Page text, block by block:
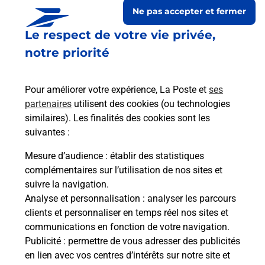
Le respect de votre vie privée,
notre priorité
Pour améliorer votre expérience, La Poste et ses
partenaires utilisent des cookies (ou technologies
similaires). Les finalités des cookies sont les
suivantes :
Mesure d’audience : établir des statistiques
complémentaires sur l’utilisation de nos sites et
suivre la navigation.
Analyse et personnalisation : analyser les parcours
clients et personnaliser en temps réel nos sites et
communications en fonction de votre navigation.
Publicité : permettre de vous adresser des publicités
en lien avec vos centres d’intérêts sur notre site et
Ne pas accepter et fermer
Prochaine collecte du courrierlundià 09h00
2 Place Du Bourg
22400 Landehen
Itinéraire
Le lien s'ouvre dans un nouvel onglet